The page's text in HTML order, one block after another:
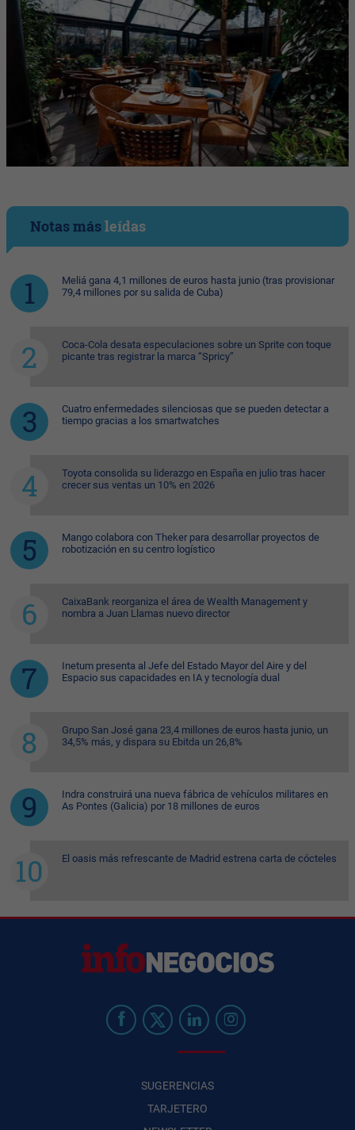
Notas másleídas
Meliá gana 4,1 millones de euros hasta junio (tras provisionar
79,4 millones por su salida de Cuba)
Coca-Cola desata especulaciones sobre un Sprite con toque
picante tras registrar la marca “Spricy”
Cuatro enfermedades silenciosas que se pueden detectar a
tiempo gracias a los smartwatches
Toyota consolida su liderazgo en España en julio tras hacer
crecer sus ventas un 10% en 2026
Mango colabora con Theker para desarrollar proyectos de
robotización en su centro logístico
CaixaBank reorganiza el área de Wealth Management y
nombra a Juan Llamas nuevo director
Inetum presenta al Jefe del Estado Mayor del Aire y del
Espacio sus capacidades en IA y tecnología dual
Grupo San José gana 23,4 millones de euros hasta junio, un
34,5% más, y dispara su Ebitda un 26,8%
Indra construirá una nueva fábrica de vehículos militares en
As Pontes (Galicia) por 18 millones de euros
El oasis más refrescante de Madrid estrena carta de cócteles
SUGERENCIAS
TARJETERO